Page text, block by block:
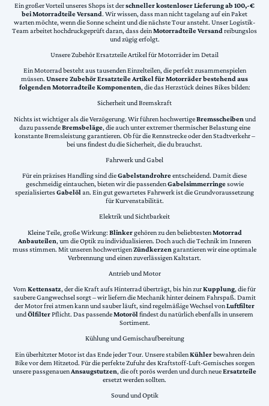
Ein großer Vorteil unseres Shops ist derschneller kostenloser Lieferung ab 100,-€
bei Motorradteile Versand. Wir wissen, dass man nicht tagelang auf ein Paket
warten möchte, wenn die Sonne scheint und die nächste Tour ansteht. Unser Logistik-
Team arbeitet hochdruckgeprüft daran, dass deinMotorradteile Versand reibungslos
und zügig erfolgt.
Unsere Zubehör Ersatzteile Artikel für Motorräder im Detail
Ein Motorrad besteht aus tausenden Einzelteilen, die perfekt zusammenspielen
müssen. Unsere Zubehör Ersatzteile Artikel für Motorräder bestehend aus
folgenden Motorradteile Komponenten, die das Herzstück deines Bikes bilden:
Sicherheit und Bremskraft
Nichts ist wichtiger als die Verzögerung. Wir führen hochwertigeBremsscheiben und
dazu passendeBremsbeläge, die auch unter extremer thermischer Belastung eine
konstante Bremsleistung garantieren. Ob für die Rennstrecke oder den Stadtverkehr –
bei uns findest du die Sicherheit, die du brauchst.
Fahrwerk und Gabel
Für ein präzises Handling sind dieGabelstandrohreentscheidend. Damit diese
geschmeidig eintauchen, bieten wir die passendenGabelsimmerringesowie
spezialisiertesGabelölan. Ein gut gewartetes Fahrwerk ist die Grundvoraussetzung
für Kurvenstabilität.
Elektrik und Sichtbarkeit
Kleine Teile, große Wirkung: Blinkergehören zu den beliebtestenMotorrad
Anbauteilen, um die Optik zu individualisieren. Doch auch die Technik im Inneren
muss stimmen. Mit unseren hochwertigenZündkerzen garantieren wir eine optimale
Verbrennung und einen zuverlässigen Kaltstart.
Antrieb und Motor
VomKettensatz, der die Kraft aufs Hinterrad überträgt, bis hin zurKupplung, die für
saubere Gangwechsel sorgt – wir liefern die Mechanik hinter deinem Fahrspaß. Damit
der Motor frei atmen kann und sauber läuft, sind regelmäßige Wechsel vonLuftfilter
undÖlfilterPflicht. Das passendeMotorölfindest du natürlich ebenfalls in unserem
Sortiment.
Kühlung und Gemischaufbereitung
Ein überhitzter Motor ist das Ende jeder Tour. Unsere stabilenKühlerbewahren dein
Bike vor dem Hitzetod. Für die perfekte Zufuhr des Kraftstoff-Luft-Gemisches sorgen
unsere passgenauenAnsaugstutzen, die oft porös werden und durch neueErsatzteile
ersetzt werden sollten.
Sound und Optik